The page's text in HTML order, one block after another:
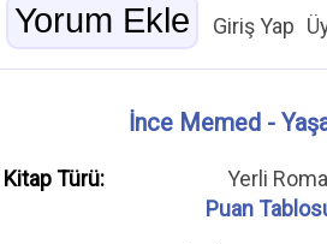
Giriş Yap
İnce Memed -
Kitap Türü:
Yerli
Puan